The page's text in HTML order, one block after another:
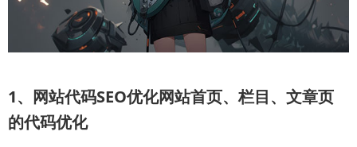
1、网站代码SEO优化网站首页、栏目、文章页
的代码优化